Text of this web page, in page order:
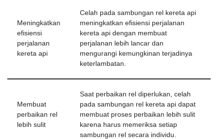
Meningkatkan
efisiensi
perjalanan
kereta api
Celah pada sambungan rel kereta api
meningkatkan efisiensi perjalanan
kereta api dengan membuat
perjalanan lebih lancar dan
mengurangi kemungkinan terjadinya
keterlambatan.
Membuat
perbaikan rel
lebih sulit
Saat perbaikan rel diperlukan, celah
pada sambungan rel kereta api dapat
membuat proses perbaikan lebih sulit
karena harus memeriksa setiap
sambungan rel secara individu.